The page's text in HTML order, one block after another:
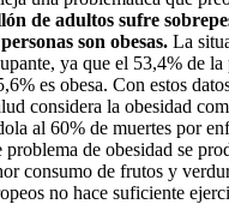
de adultos sufre
son obesas. La
ya que el 53,4% de
es obesa. Con estos
considera la obesidad
al 60% de muertes por
problema de obesidad se
consumo de frutos y
no hace suficiente